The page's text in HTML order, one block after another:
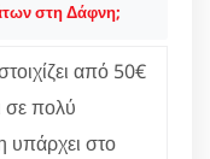
στη Δάφνη;
από 50€
σε πολύ
υπάρχει στο